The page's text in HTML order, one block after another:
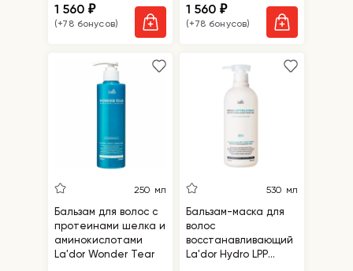
Intensive Fill-up Hair
Conditioner
1 560₽
(+78 бонусов)
Purifying Scalp
Refresh Conditioner
1 560₽
(+78 бонусов)
250 мл
Бальзам для волос с
протеинами шелка и
аминокислотами
La'dor Wonder Tear
530 мл
Бальзам-маска для
волос
восстанавливающий
La'dor Hydro LPP